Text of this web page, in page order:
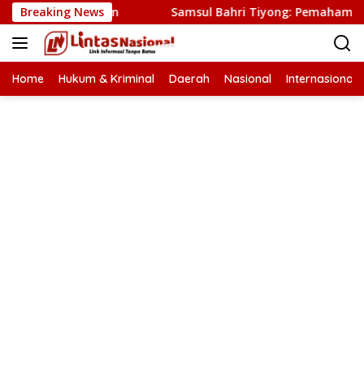
Langsung
ke
konten
Breaking News
Bireuen Samsul Bahri Tiyong: Pemahaman HAM
Home Hukum & Kriminal Daerah Nasional Internasional